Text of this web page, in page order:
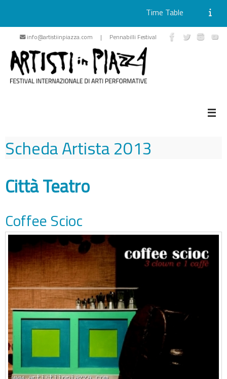
Skip
content
Time Table
info@artistiinpiazza.com | Pennabilli Festival
Scheda Artista2013
Città Teatro
Coffee Scioc